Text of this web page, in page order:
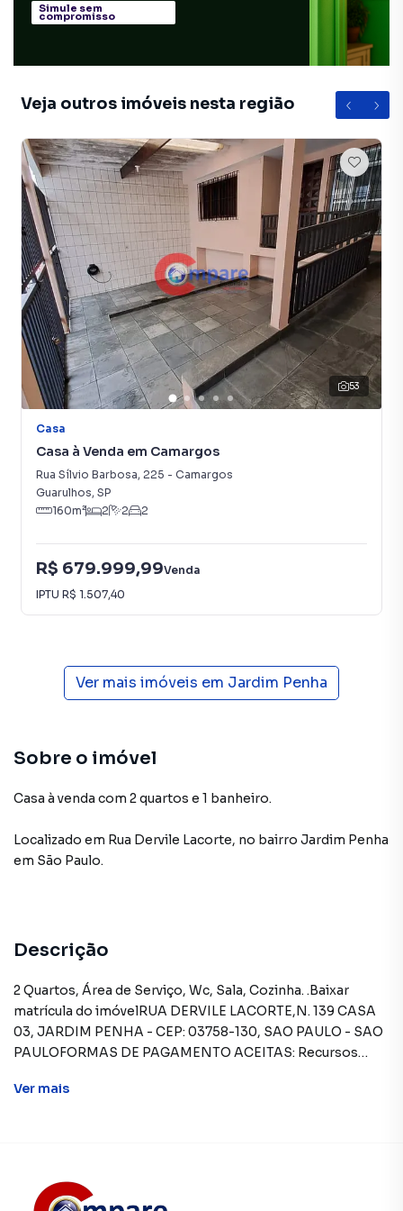
Simule sem
compromisso
Veja outros imóveis nesta região
53
Casa
Casa à Venda em Camargos
Rua Sílvio Barbosa, 225 - Camargos
Guarulhos, SP
160m² 2 2 2
R$ 679.999,99Venda
IPTU R$ 1.507,40
Ver mais imóveis em Jardim Penha
Sobre o imóvel
Casa à venda com 2 quartos e 1 banheiro.
Localizado em Rua Dervile Lacorte, no bairro Jardim Penha
em São Paulo.
Descrição
2 Quartos, Área de Serviço, Wc, Sala, Cozinha. .Baixar
matrícula do imóvelRUA DERVILE LACORTE,N. 139 CASA
03, JARDIM PENHA - CEP: 03758-130, SAO PAULO - SAO
PAULOFORMAS DE PAGAMENTO ACEITAS: Recursos
e enquadramento.REGRAS PARA PAGAMENTO DAS
do valor de avaliação. Tributos: Sob responsabilidade do
Ver mais